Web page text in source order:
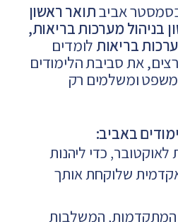
אביבתואר ראשון
בניהול מערכות בריאות,
בריאות לומדים
את סביבת הלימודים
ומשלמים רק
באביב:
כדי ליהנות
שלוקחת אותך
המתקדמות, המשלבות